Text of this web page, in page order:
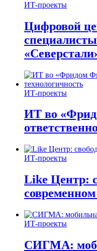
ИТ-проекты
Цифровой
ИТ-проекты
ИТ во
ИТ-проекты
Like Центр:
ИТ-проекты
СИГМА: